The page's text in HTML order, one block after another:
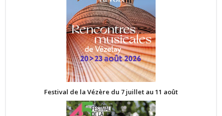
Festival de la Vézère du 7 juillet au 11 août